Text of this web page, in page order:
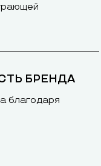
БРЕНДА
благодаря